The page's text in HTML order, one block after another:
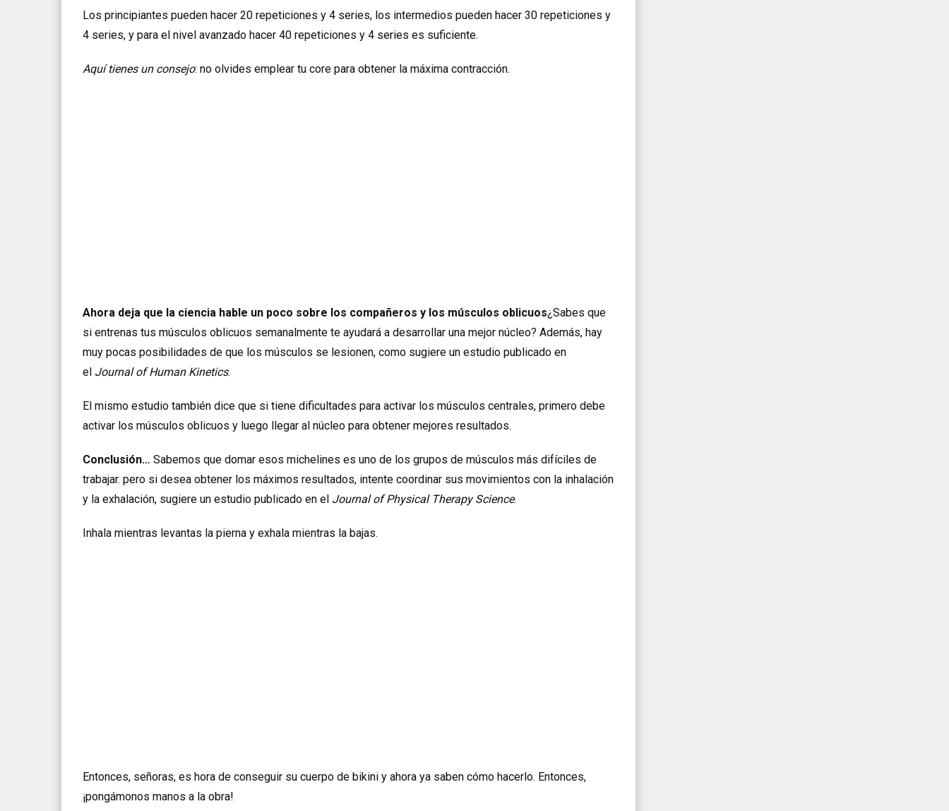
Los principiantes pueden hacer 20 repeticiones y 4 series, los intermedios pueden hacer 30 repeticiones y
4 series, y para el nivel avanzado hacer 40 repeticiones y 4 series es suficiente.
Aquí tienes un consejo: no olvides emplear tu core para obtener la máxima contracción.
Ahora deja que la ciencia hable un poco sobre los compañeros y los músculos oblicuos¿Sabes que
si entrenas tus músculos oblicuos semanalmente te ayudará a desarrollar una mejor núcleo? Además, hay
muy pocas posibilidades de que los músculos se lesionen, como sugiere un estudio publicado en
el Journal of Human Kinetics.
El mismo estudio también dice que si tiene dificultades para activar los músculos centrales, primero debe
activar los músculos oblicuos y luego llegar al núcleo para obtener mejores resultados.
Conclusión… Sabemos que domar esos michelines es uno de los grupos de músculos más difíciles de
trabajar. pero si desea obtener los máximos resultados, intente coordinar sus movimientos con la inhalación
y la exhalación, sugiere un estudio publicado en el Journal of Physical Therapy Science.
Inhala mientras levantas la pierna y exhala mientras la bajas.
Entonces, señoras, es hora de conseguir su cuerpo de bikini y ahora ya saben cómo hacerlo. Entonces,
¡pongámonos manos a la obra!